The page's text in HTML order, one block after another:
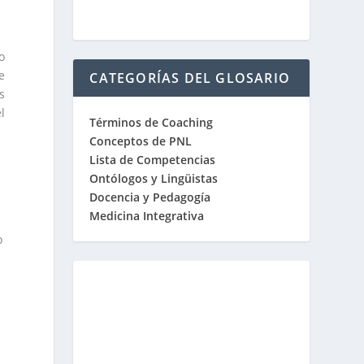
CATEGORÍAS DEL GLOSARIO
Términos de Coaching
Conceptos de PNL
Lista de Competencias
Ontólogos y Lingüistas
Docencia y Pedagogía
Medicina Integrativa